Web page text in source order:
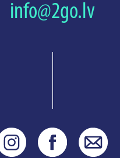
info@2go.lv